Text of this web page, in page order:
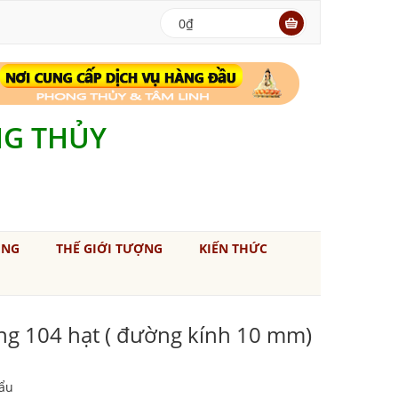
0₫
THỦY
THẾ GIỚI TƯỢNG KIẾN THỨC
104 hạt ( đường kính 10 mm)